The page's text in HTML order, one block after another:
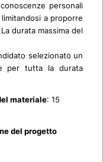
personali
a proporre
durata massima del
selezionato un
per tutta la durata
materiale: 15
del progetto